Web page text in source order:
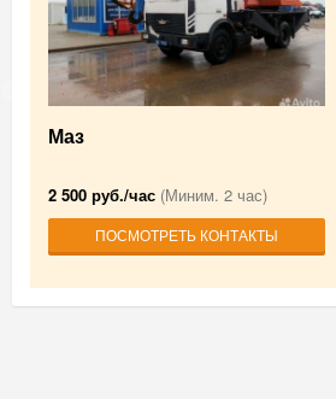
Маз
2 500 руб./час (Миним. 2 час)
ПОСМОТРЕТЬ КОНТАКТЫ